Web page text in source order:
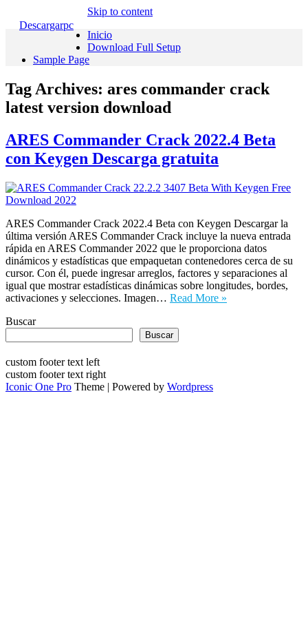
Descargarpc
Skip to content
Inicio
Download Full Setup
Sample Page
Tag Archives: ares commander crack
latest version download
ARES Commander Crack 2022.4 Beta
con Keygen Descarga gratuita
ARES Commander Crack 2022.4 Beta con Keygen Descargar la
última versión ARES Commander Crack incluye la nueva entrada
rápida en ARES Commander 2022 que le proporciona datos
dinámicos y estadísticas que empaquetan contenedores cerca de su
cursor. Con él, puede ingresar arreglos, factores y separaciones al
igual que mostrar estadísticas dinámicas sobre longitudes, bordes,
activaciones y selecciones. Imagen… Read More »
Buscar
Buscar
custom footer text left
custom footer text right
Iconic One Pro Theme | Powered by Wordpress